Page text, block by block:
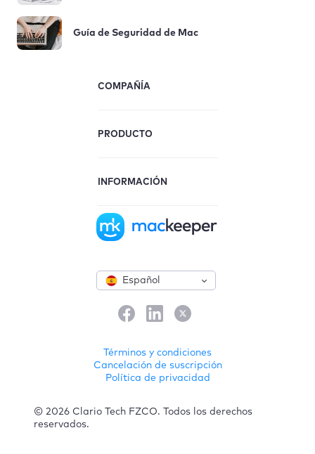
Guía de Seguridad de Mac
Español
COMPAÑÍA
PRODUCTO
INFORMACIÓN
Términos y condiciones
Cancelación de suscripción
Política de privacidad
© 2026 Clario Tech FZCO. Todos los derechos
reservados.